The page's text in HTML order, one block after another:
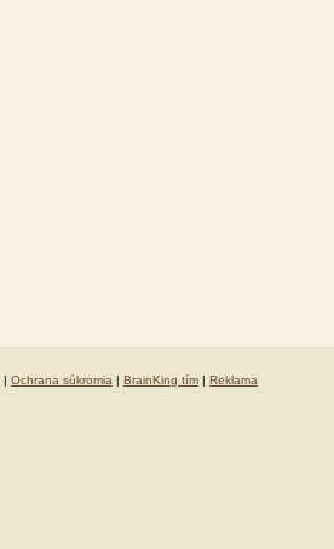
| Ochrana súkromia | BrainKing tím | Reklama